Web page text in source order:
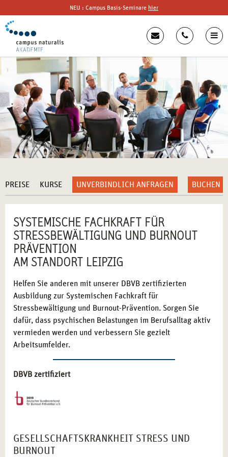
NEU : Campus Basis-Seminare hier
PREISE KURSE UNVERBINDLICH ANFRAGEN BUCHEN
SYSTEMISCHE FACHKRAFT FÜR
STRESSBEWÄLTIGUNG UND BURNOUT
PRÄVENTION
AM STANDORT LEIPZIG
Helfen Sie anderen mit unserer DBVB zertifizierten
Ausbildung zur Systemischen Fachkraft für
Stressbewältigung und Burnout-Prävention. Sorgen Sie
dafür, dass psychischen Belastungen im Berufsalltag aktiv
vermieden werden und verbessern Sie gezielt
Arbeitsumfelder.
DBVB zertifiziert
GESELLSCHAFTSKRANKHEIT STRESS UND
BURNOUT